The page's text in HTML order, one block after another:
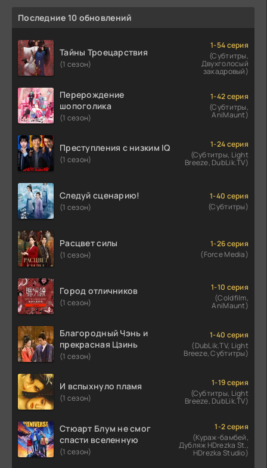
Последние 10 обновлений
Тайны Троецарствия
(1 сезон)
1-54 серия
(Субтитры,
Двухголосый
закадровый)
Перерождение
шопоголика
(1 сезон)
1-42 серия
(Субтитры,
AniMaunt)
Преступления с низким IQ
(1 сезон)
1-24 серия
(Субтитры, Light
Breeze, DubLik.TV)
Следуй сценарию!
(1 сезон)
1-40 серия
(Субтитры)
Расцвет силы
(1 сезон)
1-26 серия
(Force Media)
Город отличников
(1 сезон)
1-10 серия
(Coldfilm,
AniMaunt)
Благородный Чэнь и
прекрасная Цзинь
(1 сезон)
1-40 серия
(DubLik.TV, Light
Breeze, Субтитры)
И вспыхнуло пламя
(1 сезон)
1-19 серия
(Субтитры, Light
Breeze, DubLik.TV)
Стюарт Блум не смог
спасти вселенную
(1 сезон)
1-2 серия
(Кураж-бамбей,
Дубляж HDrezka St.,
HDrezka Studio)